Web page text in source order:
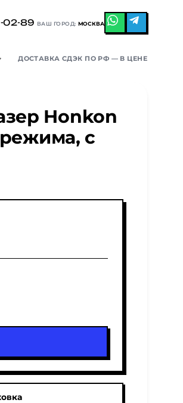
02-89 ВАШ ГОРОД: МОСКВА
ДОСТАВКА СДЭК ПО РФ — В ЦЕНЕ
Honkon
с